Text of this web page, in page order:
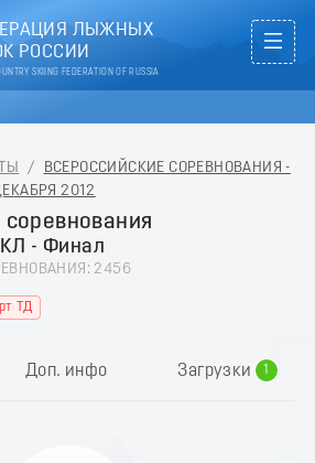
ЛЫЖНЫХ
РОССИИ
SKIING FEDERATION OF RUSSIA
/
ВСЕРОССИЙСКИЕ СОРЕВНОВАНИЯ -
2012
- Финал
2456
ТД
Доп. инфо Загрузки